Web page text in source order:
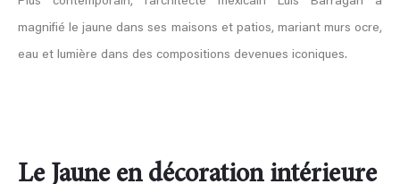
magnifié le jaune dans ses maisons et patios, mariant murs ocre,
eau et lumière dans des compositions devenues iconiques.
Le Jaune en décoration intérieure